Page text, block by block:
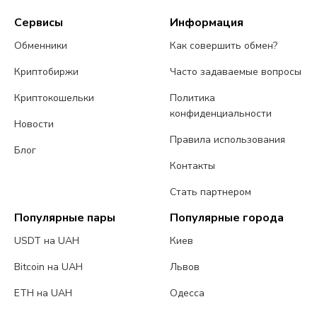
Сервисы
Обменники
Криптобиржи
Криптокошельки
Новости
Блог
Информация
Как совершить обмен?
Часто задаваемые вопросы
Политика
конфиденциальности
Правила использования
Контакты
Стать партнером
Популярные пары
USDT на UAH
Bitcoin на UAH
ETH на UAH
Популярные города
Киев
Львов
Одесса